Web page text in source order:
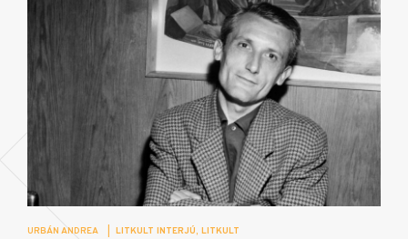
URBÁN ANDREA LITKULT INTERJÚ LITKULT